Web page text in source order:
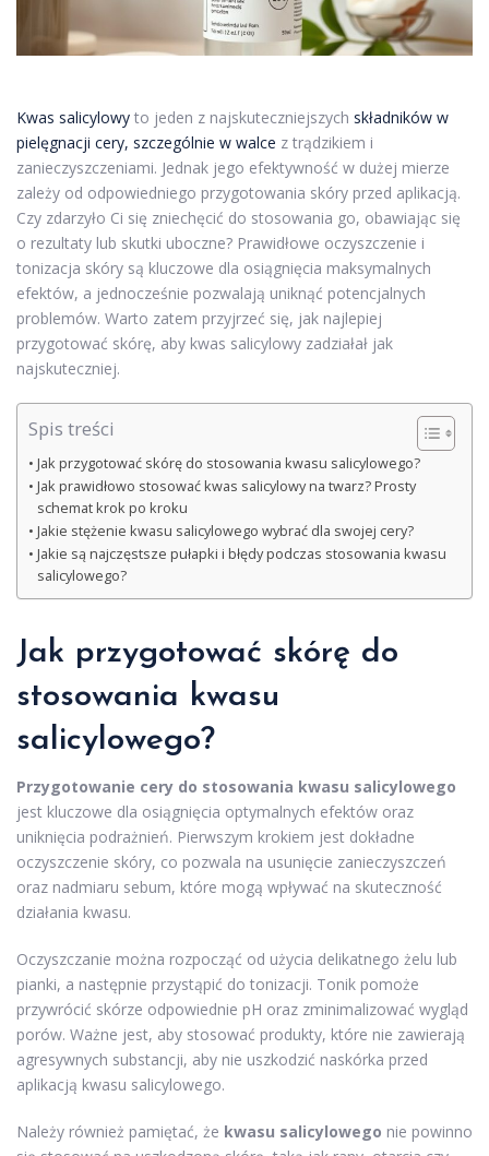
Kwas salicylowy to jeden z najskuteczniejszych składników w
pielęgnacji cery, szczególnie w walce z trądzikiem i
zanieczyszczeniami. Jednak jego efektywność w dużej mierze
zależy od odpowiedniego przygotowania skóry przed aplikacją.
Czy zdarzyło Ci się zniechęcić do stosowania go, obawiając się
o rezultaty lub skutki uboczne? Prawidłowe oczyszczenie i
tonizacja skóry są kluczowe dla osiągnięcia maksymalnych
efektów, a jednocześnie pozwalają uniknąć potencjalnych
problemów. Warto zatem przyjrzeć się, jak najlepiej
przygotować skórę, aby kwas salicylowy zadziałał jak
najskuteczniej.
Spis treści
Jak przygotować skórę do stosowania kwasu salicylowego?
Jak prawidłowo stosować kwas salicylowy na twarz? Prosty
schemat krok po kroku
Jakie stężenie kwasu salicylowego wybrać dla swojej cery?
Jakie są najczęstsze pułapki i błędy podczas stosowania kwasu
salicylowego?
Jak przygotować skórę do
stosowania kwasu
salicylowego?
Przygotowanie cery do stosowania kwasu salicylowego
jest kluczowe dla osiągnięcia optymalnych efektów oraz
uniknięcia podrażnień. Pierwszym krokiem jest dokładne
oczyszczenie skóry, co pozwala na usunięcie zanieczyszczeń
oraz nadmiaru sebum, które mogą wpływać na skuteczność
działania kwasu.
Oczyszczanie można rozpocząć od użycia delikatnego żelu lub
pianki, a następnie przystąpić do tonizacji. Tonik pomoże
przywrócić skórze odpowiednie pH oraz zminimalizować wygląd
porów. Ważne jest, aby stosować produkty, które nie zawierają
agresywnych substancji, aby nie uszkodzić naskórka przed
aplikacją kwasu salicylowego.
Należy również pamiętać, że kwasu salicylowego nie powinno